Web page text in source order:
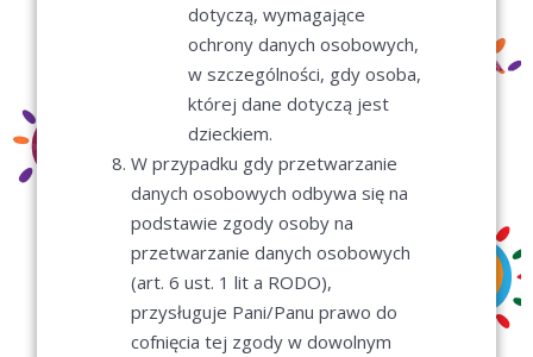
dotyczą, wymagające
ochrony danych osobowych,
w szczególności, gdy osoba,
której dane dotyczą jest
dzieckiem.
W przypadku gdy przetwarzanie
danych osobowych odbywa się na
podstawie zgody osoby na
przetwarzanie danych osobowych
(art. 6 ust. 1 lit a RODO),
przysługuje Pani/Panu prawo do
cofnięcia tej zgody w dowolnym